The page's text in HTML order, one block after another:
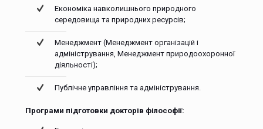
Економіка навколишнього природного
середовища та природних ресурсів;
Менеджмент (Менеджмент організацій і
адміністрування, Менеджмент природоохоронної
діяльності);
Публічне управління та адміністрування.
Програми підготовки докторів філософії: